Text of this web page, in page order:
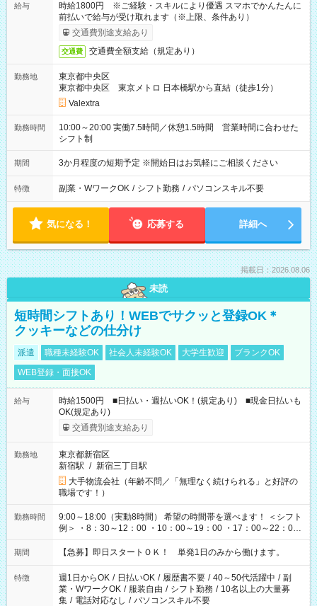
給与
時給1800円 ※ご経験・スキルにより優遇 スマホでかんたんに
前払いで給与が受け取れます（※上限、条件あり）
交通費別途支給あり
交通費 交通費全額支給（規定あり）
勤務地
東京都中央区
東京都中央区 東京メトロ 日本橋駅から直結（徒歩1分）
Valextra
勤務時間
10:00～20:00 実働7.5時間／休憩1.5時間 営業時間に合わせた
シフト制
期間 3か月程度の短期予定 ※開始日はお気軽にご相談ください
特徴 副業・WワークOK / シフト勤務 / パソコンスキル不要
気になる！ 応募する 詳細へ
掲載日：2026.08.06
未読
短時間シフトあり！WEBでサクッと登録OK＊
クッキーなどの仕分け
派遣 職種未経験OK 社会人未経験OK 大学生歓迎
ブランクOK
WEB登録・面接OK
給与
時給1500円 ■日払い・週払いOK！(規定あり) ■現金日払いも
OK(規定あり)
交通費別途支給あり
勤務地
東京都新宿区
新宿駅 / 新宿三丁目駅
大手物流会社（年齢不問／「無理なく続けられる」と好評の
職場です！）
勤務時間
9:00～18:00（実動8時間） 希望の時間帯を選べます！ ＜シフト
例＞ ・8：30～12：00 ・10：00～19：00 ・17：00～22：00
・13：00～22：00 ・22：00～翌6：00 など
期間 【急募】即日スタートＯＫ！ 単発1日のみから働けます。
特徴 週1日からOK / 日払いOK / 履歴書不要 / 40～50代活躍中 / 副
業・WワークOK / 服装自由 / シフト勤務 / 10名以上の大量募
集 / 電話対応なし / パソコンスキル不要